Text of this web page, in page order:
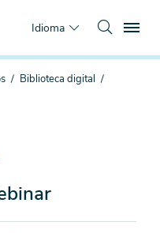
Idioma
Biblioteca digital